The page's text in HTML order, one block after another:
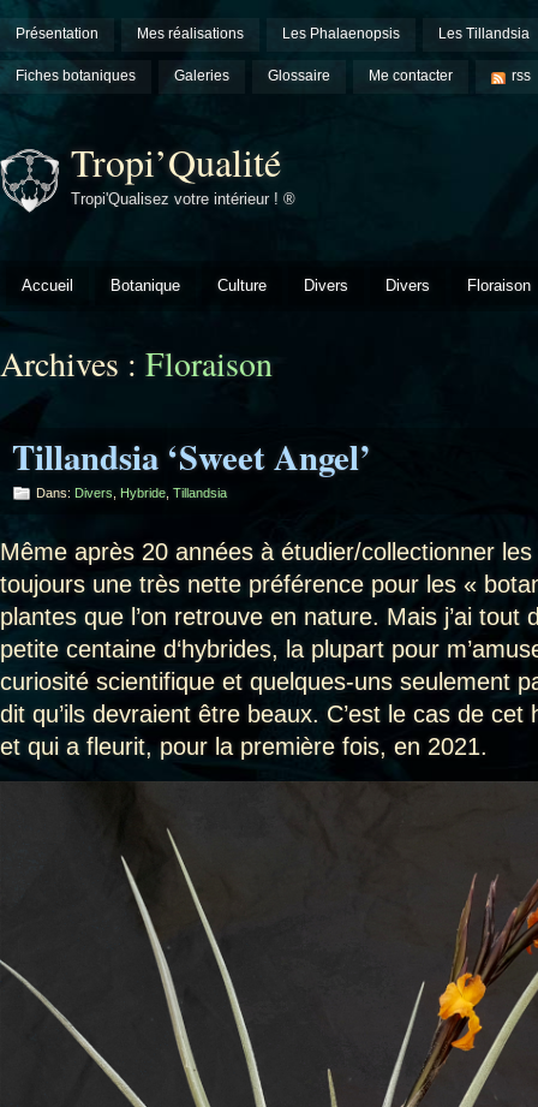
Présentation Mes réalisations Les Phalaenopsis Les Tillandsia
Fiches botaniques Galeries Glossaire Me contacter rss
Tropi’Qualité
Tropi'Qualisez votre intérieur ! ®
Accueil Botanique Culture Divers Divers Floraison
Archives : Floraison
Tillandsia ‘Sweet Angel’
Dans: Divers Hybride Tillandsia
Même après 20 années à étudier/collectionner les
toujours une très nette préférence pour les «
plantes que l’on retrouve en nature. Mais j’ai tout
petite centaine d‘hybrides, la plupart pour
curiosité scientifique et quelques-uns seulement
dit qu’ils devraient être beaux. C’est le cas de
et qui a fleurit, pour la première fois, en 2021.